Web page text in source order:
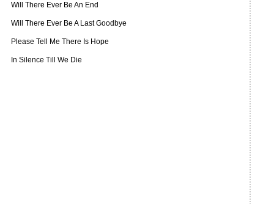
Will There Ever Be An End
Will There Ever Be A Last Goodbye
Please Tell Me There Is Hope
In Silence Till We Die